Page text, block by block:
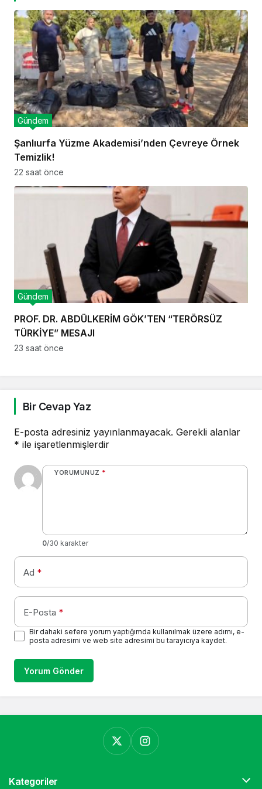
Şanlıurfa Yüzme Akademisi’nden Çevreye Örnek
Temizlik!
Gündem
22 saat önce
PROF. DR. ABDÜLKERİM GÖK’TEN “TERÖRSÜZ
TÜRKİYE” MESAJI
Gündem
23 saat önce
Bir Cevap Yaz
E-posta adresiniz yayınlanmayacak. Gerekli alanlar
* ile işaretlenmişlerdir
YORUMUNUZ *
0/30 karakter
Ad *
E-Posta *
Bir dahaki sefere yorum yaptığımda kullanılmak üzere adımı, e-
posta adresimi ve web site adresimi bu tarayıcıya kaydet.
Yorum Gönder
Kategoriler